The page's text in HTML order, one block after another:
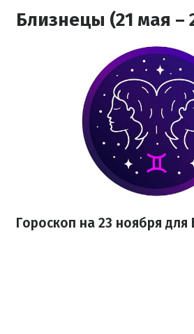
Близнецы (21 мая –
Гороскоп на 23 ноября для